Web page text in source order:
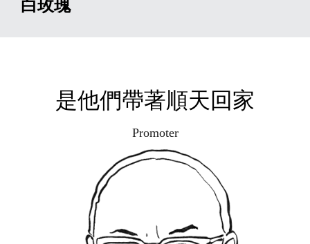
白玫瑰
是他們帶著順天回家
Promoter